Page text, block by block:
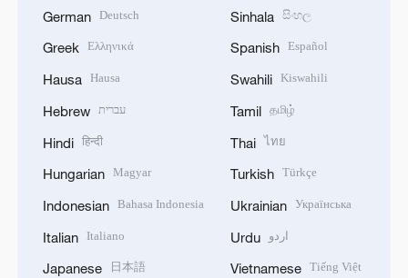
German Deutsch
Greek Ελληνικά
Hausa Hausa
Hebrew עברית
Hindi हिन्दी
Hungarian Magyar
Indonesian Bahasa Indonesia
Italian Italiano
Japanese 日本語
Sinhala සිංහල
Spanish Español
Swahili Kiswahili
Tamil தமிழ்
Thai ไทย
Turkish Türkçe
Ukrainian Українська
Urdu اردو
Vietnamese Tiếng Việt